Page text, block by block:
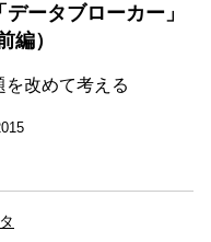
ータブローカー」
編）
改めて考える